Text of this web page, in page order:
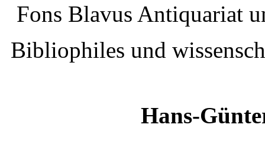
Fons Blavus Antiquariat
Bibliophiles und
Hans-